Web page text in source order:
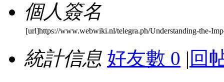
個人簽名
[url]https://www.webwiki.nl/telegra.ph/Understanding-the-
統計信息 好友數 0 | 回